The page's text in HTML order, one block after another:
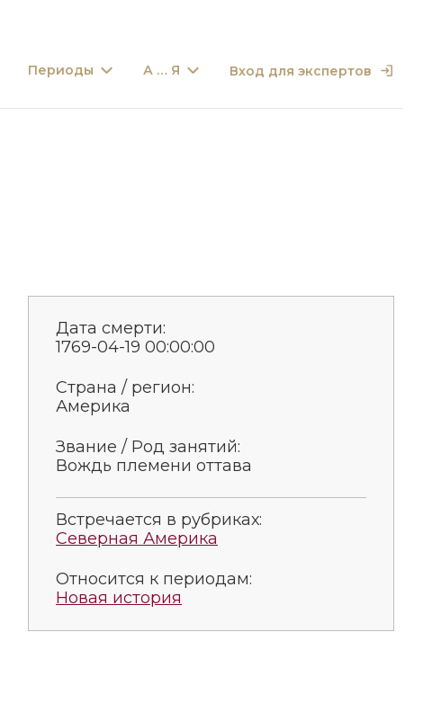
Периоды А … Я Вход для экспертов
Дата смерти:
1769-04-19 00:00:00
Страна / регион:
Америка
Звание / Род занятий:
Вождь племени оттава
Встречается в рубриках:
Северная Америка
Относится к периодам:
Новая история